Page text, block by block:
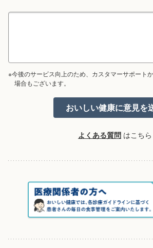
※今後のサービス向上のため、カスタマーサポート
場合もございます。
よくある質問 はこちら